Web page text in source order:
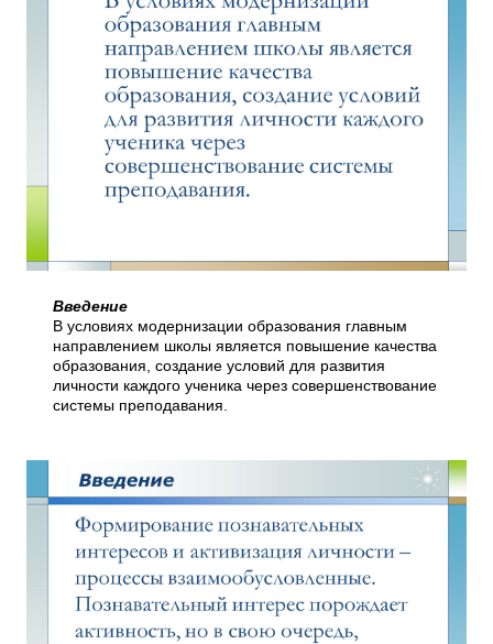
Введение
В условиях модернизации образования главным
направлением школы является повышение качества
образования, создание условий для развития
личности каждого ученика через совершенствование
системы преподавания.